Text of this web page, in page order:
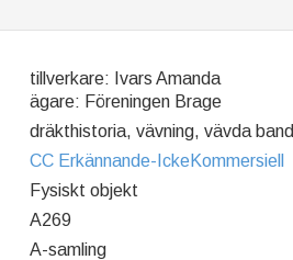
tillverkare: Ivars Amanda
ägare: Föreningen Brage
dräkthistoria, vävning, vävda band
CC Erkännande-IckeKommersiell
Fysiskt objekt
A269
A-samling